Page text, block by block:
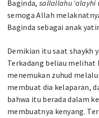
Baginda, sallallahu ‘alayhi
semoga Allah
Baginda sebagai anak
Demikian itu saat shaykh
Terkadang beliau melihat
menemukan zuhud
membuat dia kelaparan,
bahwa itu berada dalam
membuatnya kenyang.